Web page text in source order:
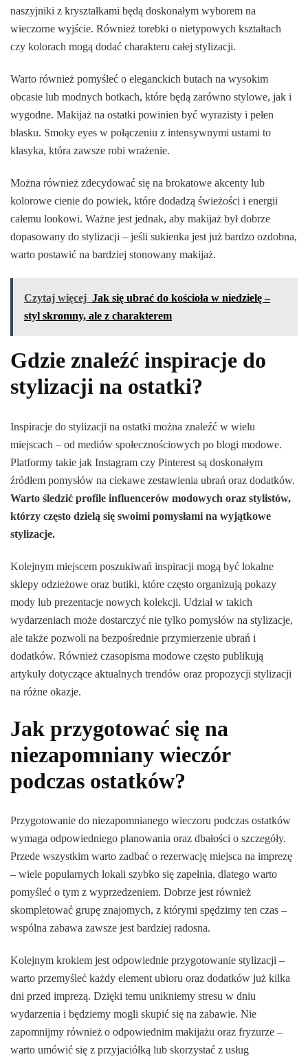
naszyjniki z kryształkami będą doskonałym wyborem na
wieczorne wyjście. Również torebki o nietypowych kształtach
czy kolorach mogą dodać charakteru całej stylizacji.
Warto również pomyśleć o eleganckich butach na wysokim
obcasie lub modnych botkach, które będą zarówno stylowe, jak i
wygodne. Makijaż na ostatki powinien być wyrazisty i pełen
blasku. Smoky eyes w połączeniu z intensywnymi ustami to
klasyka, która zawsze robi wrażenie.
Można również zdecydować się na brokatowe akcenty lub
kolorowe cienie do powiek, które dodadzą świeżości i energii
całemu lookowi. Ważne jest jednak, aby makijaż był dobrze
dopasowany do stylizacji – jeśli sukienka jest już bardzo ozdobna,
warto postawić na bardziej stonowany makijaż.
Czytaj więcej Jak się ubrać do kościoła w niedzielę –
styl skromny, ale z charakterem
Gdzie znaleźć inspiracje do
stylizacji na ostatki?
Inspiracje do stylizacji na ostatki można znaleźć w wielu
miejscach – od mediów społecznościowych po blogi modowe.
Platformy takie jak Instagram czy Pinterest są doskonałym
źródłem pomysłów na ciekawe zestawienia ubrań oraz dodatków.
Warto śledzić profile influencerów modowych oraz stylistów,
którzy często dzielą się swoimi pomysłami na wyjątkowe
stylizacje.
Kolejnym miejscem poszukiwań inspiracji mogą być lokalne
sklepy odzieżowe oraz butiki, które często organizują pokazy
mody lub prezentacje nowych kolekcji. Udział w takich
wydarzeniach może dostarczyć nie tylko pomysłów na stylizacje,
ale także pozwoli na bezpośrednie przymierzenie ubrań i
dodatków. Również czasopisma modowe często publikują
artykuły dotyczące aktualnych trendów oraz propozycji stylizacji
na różne okazje.
Jak przygotować się na
niezapomniany wieczór
podczas ostatków?
Przygotowanie do niezapomnianego wieczoru podczas ostatków
wymaga odpowiedniego planowania oraz dbałości o szczegóły.
Przede wszystkim warto zadbać o rezerwację miejsca na imprezę
– wiele popularnych lokali szybko się zapełnia, dlatego warto
pomyśleć o tym z wyprzedzeniem. Dobrze jest również
skompletować grupę znajomych, z którymi spędzimy ten czas –
wspólna zabawa zawsze jest bardziej radosna.
Kolejnym krokiem jest odpowiednie przygotowanie stylizacji –
warto przemyśleć każdy element ubioru oraz dodatków już kilka
dni przed imprezą. Dzięki temu unikniemy stresu w dniu
wydarzenia i będziemy mogli skupić się na zabawie. Nie
zapomnijmy również o odpowiednim makijażu oraz fryzurze –
warto umówić się z przyjaciółką lub skorzystać z usług